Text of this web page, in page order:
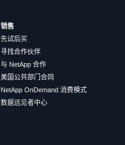
销售
先试后买
寻找合作伙伴
与 NetApp 合作
美国公共部门合同
NetApp OnDemand 消费模式
数据远见者中心